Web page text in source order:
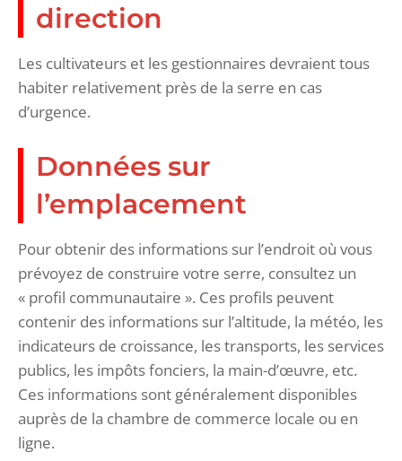
direction
Les cultivateurs et les gestionnaires devraient tous
habiter relativement près de la serre en cas
d’urgence.
Données sur
l’emplacement
Pour obtenir des informations sur l’endroit où vous
prévoyez de construire votre serre, consultez un
« profil communautaire ». Ces profils peuvent
contenir des informations sur l’altitude, la météo, les
indicateurs de croissance, les transports, les services
publics, les impôts fonciers, la main-d’œuvre, etc.
Ces informations sont généralement disponibles
auprès de la chambre de commerce locale ou en
ligne.